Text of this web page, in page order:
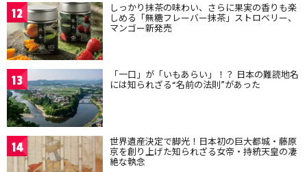
12 しっかり抹茶の味わい、さらに果実の香りも楽
しめる「無糖フレーバー抹茶」ストロベリー、
マンゴー新発売
13 「一口」が「いもあらい」！？ 日本の難読地名
には知られざる“名前の法則”があった
14 世界遺産決定で脚光！日本初の巨大都城・藤原
京を創り上げた知られざる女帝・持統天皇の凄
絶な執念